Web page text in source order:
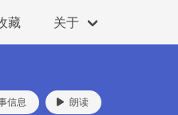
藏 关于
信息 朗读